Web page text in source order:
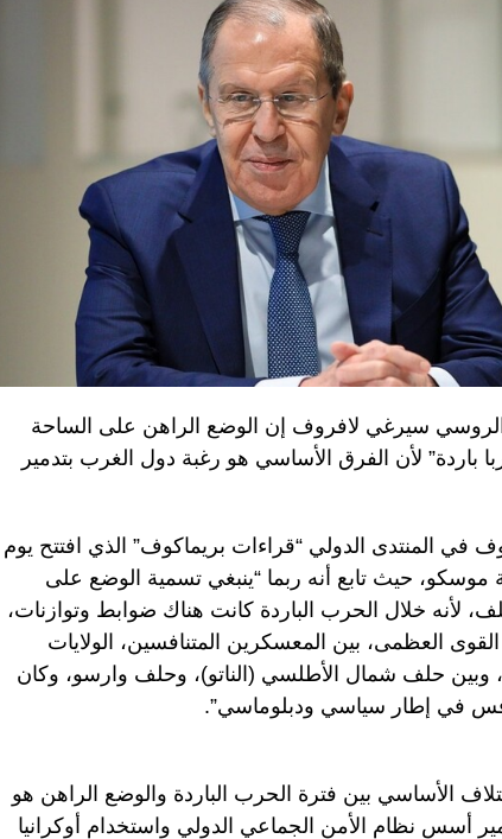
الروسي سيرغي لافروف إن الوضع الراهن على الساحة
باردة” لأن الفرق الأساسي هو رغبة دول الغرب بتدمير
في المنتدى الدولي “قراءات بريماكوف” الذي افتتح يوم
حيث تابع أنه ربما “ينبغي تسمية الوضع على
لأنه خلال الحرب الباردة كانت هناك ضوابط وتوازنات،
العظمى، بين المعسكرين المتنافسين، الولايات
وبين حلف شمال الأطلسي (الناتو)، وحلف وارسو، وكان
في إطار سياسي ودبلوماسي”.
الأساسي بين فترة الحرب الباردة والوضع الراهن هو
أسس نظام الأمن الجماعي الدولي واستخدام أوكرانيا